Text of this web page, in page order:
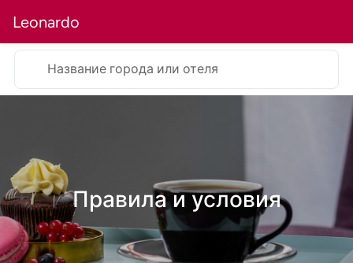
Leonardo
Правила и условия
Название города или отеля